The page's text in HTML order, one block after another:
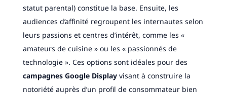
statut parental) constitue la base. Ensuite, les
audiences d’affinité regroupent les internautes selon
leurs passions et centres d’intérêt, comme les «
amateurs de cuisine » ou les « passionnés de
technologie ». Ces options sont idéales pour des
campagnes Google Displayvisant à construire la
notoriété auprès d’un profil de consommateur bien